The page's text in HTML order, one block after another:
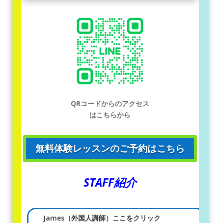
QRコードからのアクセス
はこちらから
無料体験レッスンのご予約はこちら
STAFF紹介
James（外国人講師）ここをクリック